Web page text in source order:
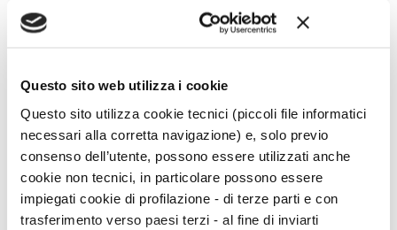
Questo sito web utilizza i cookie
Questo sito utilizza cookie tecnici (piccoli file informatici
necessari alla corretta navigazione) e, solo previo
consenso dell’utente, possono essere utilizzati anche
cookie non tecnici, in particolare possono essere
impiegati cookie di profilazione - di terze parti e con
trasferimento verso paesi terzi - al fine di inviarti
Dal 2009 l’indagine è affidata in concessione all’Ateneo
milanese, già coinvolto nell’area per la pluriennale attività di
greci e indigeni. […]